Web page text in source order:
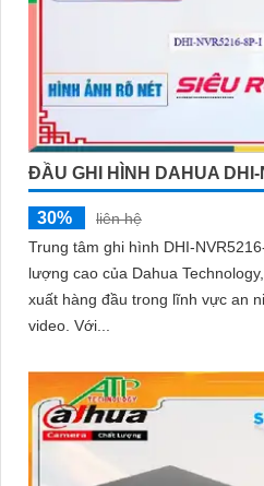
ĐẦU GHI HÌNH DAHUA DHI-
30%
liên hệ
Trung tâm ghi hình DHI-
lượng cao của Dahua
xuất hàng đầu trong lĩnh vực an
video. Với...